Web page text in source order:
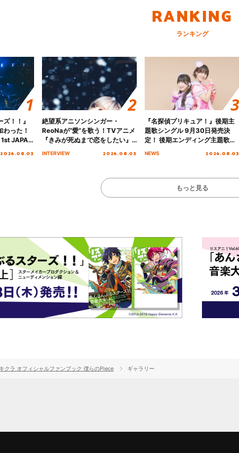
RANKING
ランキング
ズ！！』
わった！
1st JAPAN
2026.08.03
絶望系アニソンシンガー・
ReoNaが“愛”を歌う！TVアニメ
『きみが死ぬまで恋をしたい』
INTERVIEW 2026.08.03
『名探偵プリキュア！』後期主
題歌シングル 9月30日発売決
定！ 後期エンディング主題歌
NEWS 2026.08.03
もっと見る
クラ オフィシャルファンブック 僕らのPiece ギャラリー